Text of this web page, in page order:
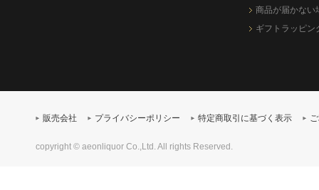
商品が届かない
ギフトラッピン
販売会社 プライバシーポリシー 特定商取引に基づく表示
copyright © aeonliquor Co.,Ltd. All rights Reserved.